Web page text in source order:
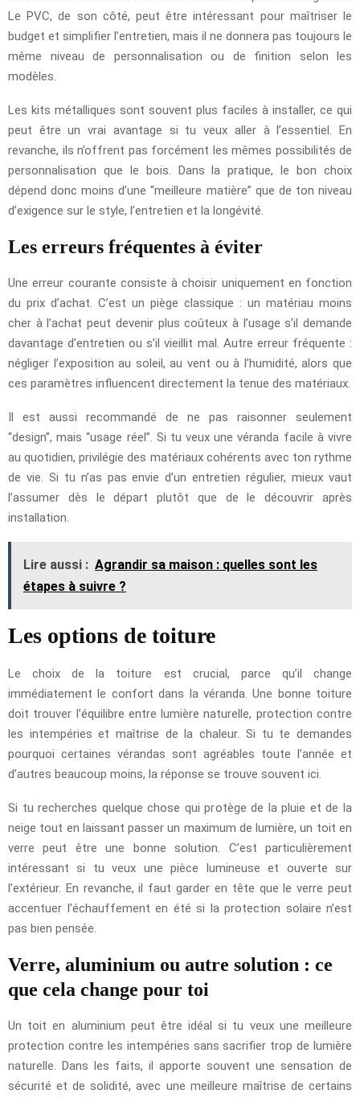
Le PVC, de son côté, peut être intéressant pour maîtriser le
budget et simplifier l’entretien, mais il ne donnera pas toujours le
même niveau de personnalisation ou de finition selon les
modèles.
Les kits métalliques sont souvent plus faciles à installer, ce qui
peut être un vrai avantage si tu veux aller à l’essentiel. En
revanche, ils n’offrent pas forcément les mêmes possibilités de
personnalisation que le bois. Dans la pratique, le bon choix
dépend donc moins d’une “meilleure matière” que de ton niveau
d’exigence sur le style, l’entretien et la longévité.
Les erreurs fréquentes à éviter
Une erreur courante consiste à choisir uniquement en fonction
du prix d’achat. C’est un piège classique : un matériau moins
cher à l’achat peut devenir plus coûteux à l’usage s’il demande
davantage d’entretien ou s’il vieillit mal. Autre erreur fréquente :
négliger l’exposition au soleil, au vent ou à l’humidité, alors que
ces paramètres influencent directement la tenue des matériaux.
Il est aussi recommandé de ne pas raisonner seulement
“design”, mais “usage réel”. Si tu veux une véranda facile à vivre
au quotidien, privilégie des matériaux cohérents avec ton rythme
de vie. Si tu n’as pas envie d’un entretien régulier, mieux vaut
l’assumer dès le départ plutôt que de le découvrir après
installation.
Lire aussi : Agrandir sa maison : quelles sont les
étapes à suivre ?
Les options de toiture
Le choix de la toiture est crucial, parce qu’il change
immédiatement le confort dans la véranda. Une bonne toiture
doit trouver l’équilibre entre lumière naturelle, protection contre
les intempéries et maîtrise de la chaleur. Si tu te demandes
pourquoi certaines vérandas sont agréables toute l’année et
d’autres beaucoup moins, la réponse se trouve souvent ici.
Si tu recherches quelque chose qui protège de la pluie et de la
neige tout en laissant passer un maximum de lumière, un toit en
verre peut être une bonne solution. C’est particulièrement
intéressant si tu veux une pièce lumineuse et ouverte sur
l’extérieur. En revanche, il faut garder en tête que le verre peut
accentuer l’échauffement en été si la protection solaire n’est
pas bien pensée.
Verre, aluminium ou autre solution : ce
que cela change pour toi
Un toit en aluminium peut être idéal si tu veux une meilleure
protection contre les intempéries sans sacrifier trop de lumière
naturelle. Dans les faits, il apporte souvent une sensation de
sécurité et de solidité, avec une meilleure maîtrise de certains